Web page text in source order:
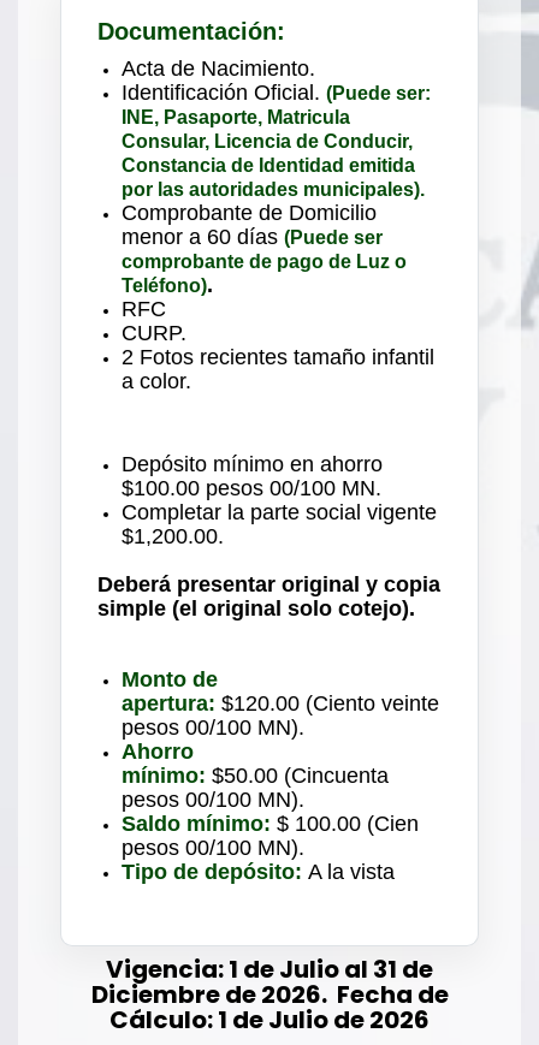
Documentación:
Acta de Nacimiento.
Identificación Oficial. (Puede ser:
INE, Pasaporte, Matricula
Consular, Licencia de Conducir,
Constancia de Identidad emitida
por las autoridades municipales).
Comprobante de Domicilio
menor a 60 días (Puede ser
comprobante de pago de Luz o
Teléfono).
RFC
CURP.
2 Fotos recientes tamaño infantil
a color.
Depósito mínimo en ahorro
$100.00 pesos 00/100 MN.
Completar la parte social vigente
$1,200.00.
Deberá presentar original y copia
simple (el original solo cotejo).
Monto de
apertura: $120.00 (Ciento veinte
pesos 00/100 MN).
Ahorro
mínimo: $50.00 (Cincuenta
pesos 00/100 MN).
Saldo mínimo: $ 100.00 (Cien
pesos 00/100 MN).
Tipo de depósito: A la vista
Vigencia: 1 de Julio al 31 de
Diciembre de 2026. Fecha de
Cálculo: 1 de Julio de 2026